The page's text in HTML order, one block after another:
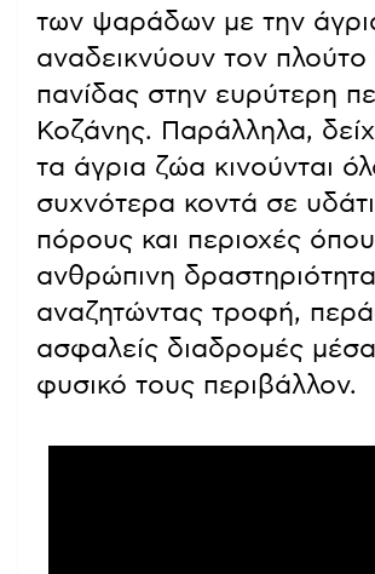
των ψαράδων με την
αναδεικνύουν τον πλούτο
πανίδας στην ευρύτερη
Κοζάνης. Παράλληλα,
τα άγρια ζώα κινούνται
συχνότερα κοντά σε
πόρους και περιοχές
ανθρώπινη
αναζητώντας τροφή,
ασφαλείς διαδρομές
φυσικό τους περιβάλλον.